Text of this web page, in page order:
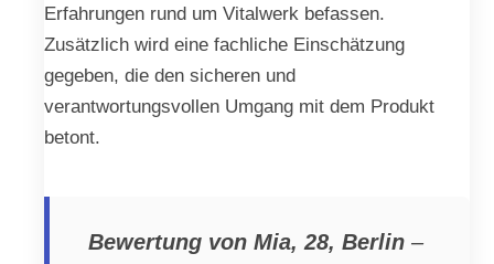
Erfahrungen rund um Vitalwerk befassen.
Zusätzlich wird eine fachliche Einschätzung
gegeben, die den sicheren und
verantwortungsvollen Umgang mit dem Produkt
betont.
Bewertung von Mia, 28, Berlin –